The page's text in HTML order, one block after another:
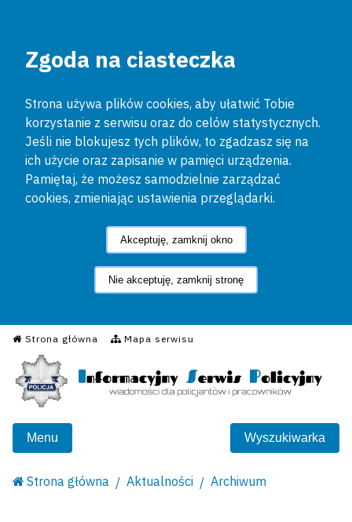
Zgoda na ciasteczka
Strona używa plików cookies, aby ułatwić Tobie
korzystanie z serwisu oraz do celów statystycznych.
Jeśli nie blokujesz tych plików, to zgadzasz się na
ich użycie oraz zapisanie w pamięci urządzenia.
Pamiętaj, że możesz samodzielnie zarządzać
cookies, zmieniając ustawienia przeglądarki.
Akceptuję, zamknij okno
Nie akceptuję, zamknij stronę
Strona główna Mapa serwisu
Informacyjny Serwis
Menu Wyszukiwarka
Strona główna Aktualności Archiwum